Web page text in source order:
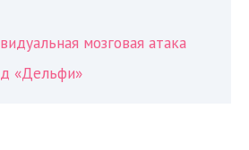
мозговая атака
«Дельфи»